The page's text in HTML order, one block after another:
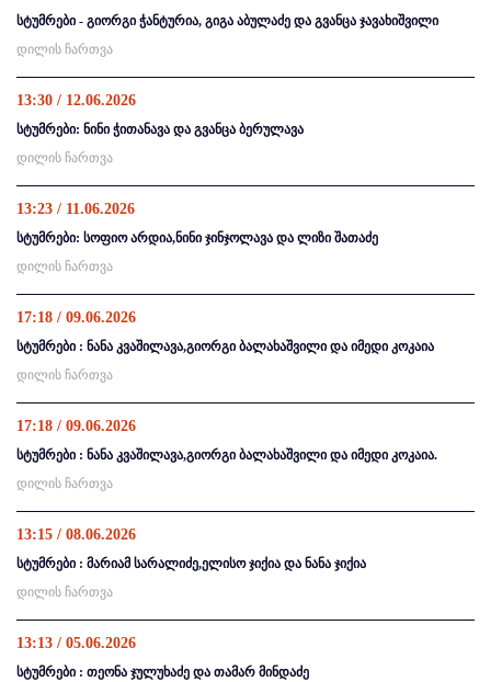
სტუმრები - გიორგი ჭანტურია, გიგა აბულაძე და გვანცა ჯავახიშვილი
დილის ჩართვა
13:30 / 12.06.2026
სტუმრები: ნინი ჭითანავა და გვანცა ბერულავა
დილის ჩართვა
13:23 / 11.06.2026
სტუმრები: სოფიო არდია,ნინი ჯინჯოლავა და ლიზი შათაძე
დილის ჩართვა
17:18 / 09.06.2026
სტუმრები : ნანა კვაშილავა,გიორგი ბალახაშვილი და იმედი კოკაია
დილის ჩართვა
17:18 / 09.06.2026
სტუმრები : ნანა კვაშილავა,გიორგი ბალახაშვილი და იმედი კოკაია.
დილის ჩართვა
13:15 / 08.06.2026
სტუმრები : მარიამ სარალიძე,ელისო ჯიქია და ნანა ჯიქია
დილის ჩართვა
13:13 / 05.06.2026
სტუმრები : თეონა ჯულუხაძე და თამარ მინდაძე